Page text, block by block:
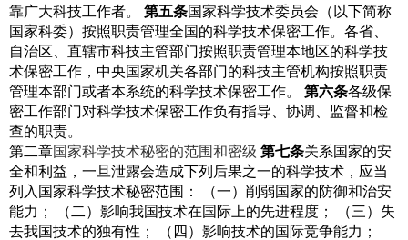
靠广大科技工作者。 第五条国家科学技术委员会（以下简称
国家科委）按照职责管理全国的科学技术保密工作。各省、
自治区、直辖市科技主管部门按照职责管理本地区的科学技
术保密工作，中央国家机关各部门的科技主管机构按照职责
管理本部门或者本系统的科学技术保密工作。 第六条各级保
密工作部门对科学技术保密工作负有指导、协调、监督和检
查的职责。
第二章国家科学技术秘密的范围和密级 第七条关系国家的安
全和利益，一旦泄露会造成下列后果之一的科学技术，应当
列入国家科学技术秘密范围：
（一）削弱国家的防御和治安
能力；
（二）影响我国技术在国际上的先进程度；
（三）失
去我国技术的独有性；
（四）影响技术的国际竞争能力；